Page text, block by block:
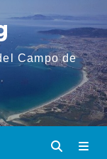
Campo de